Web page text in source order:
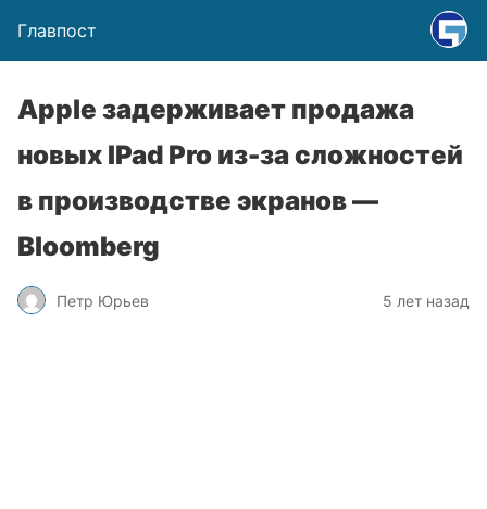
Главпост
Apple задерживает продажа
новых IPad Pro из-за сложностей
в производстве экранов —
Bloomberg
Петр Юрьев 5 лет назад